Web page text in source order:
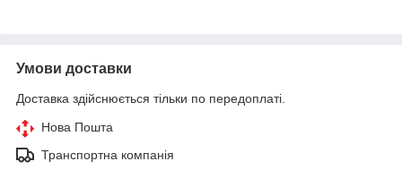
Умови доставки
Доставка здійснюється тільки по передоплаті.
Нова Пошта
Транспортна компанія